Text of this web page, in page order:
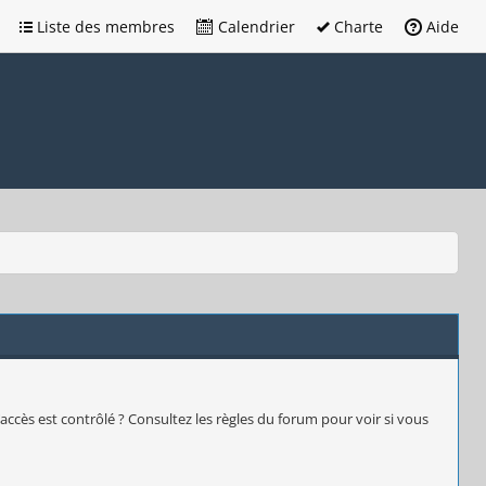
Liste des membres Calendrier Charte Aide
est contrôlé ? Consultez les règles du forum pour voir si vous